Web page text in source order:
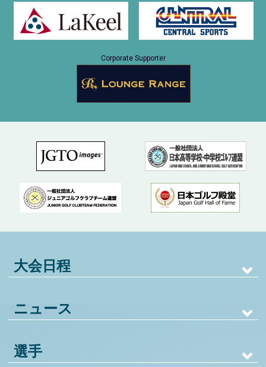
Corporate Supporter
大会日程
ニュース
選手